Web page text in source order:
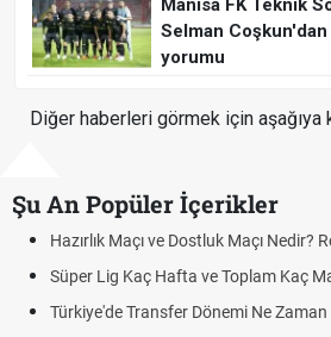
Manisa FK Teknik
Selman
yorumu
Diğer haberleri görmek için aşağıya
Şu An Popüler İçerikler
Maçı ve Dostluk Maçı Nedir? Resmî
Lig Kaç Hafta ve Toplam Kaç Maç
Transfer Dönemi Ne Zaman